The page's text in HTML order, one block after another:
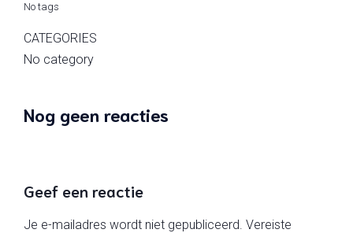
No tags
CATEGORIES
No category
Nog geen reacties
Geef een reactie
Je e-mailadres wordt niet gepubliceerd. Vereiste